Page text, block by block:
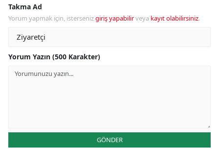
Takma Ad
Yorum yapmak için, istersenizgiriş yapabilirveya kayıt olabilirsiniz.
Yorum Yazın (500 Karakter)
GÖNDER